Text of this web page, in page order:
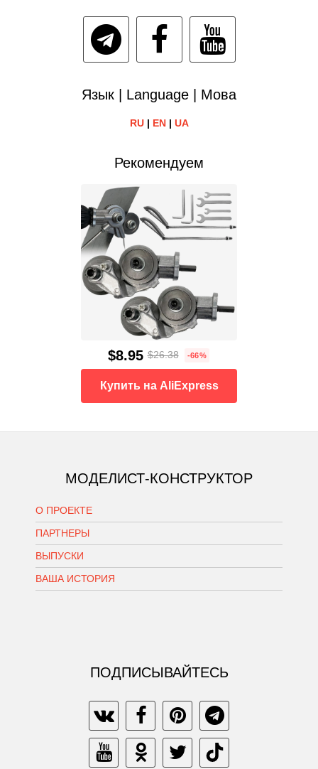
Язык | Language | Мова
RU| EN| UA
Рекомендуем
$8.95 $26.38 -66%
Купить на AliExpress
МОДЕЛИСТ-КОНСТРУКТОР
О ПРОЕКТЕ
ПАРТНЕРЫ
ВЫПУСКИ
ВАША ИСТОРИЯ
ПОДПИСЫВАЙТЕСЬ